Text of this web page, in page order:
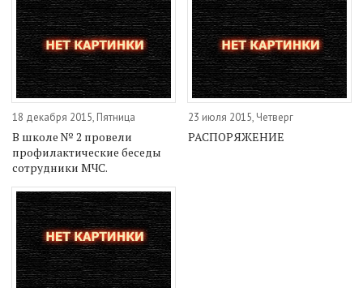
18 декабря 2015, Пятница
В школе № 2 провели
профилактические беседы
сотрудники МЧС.
23 июля 2015, Четверг
РАСПОРЯЖЕНИЕ